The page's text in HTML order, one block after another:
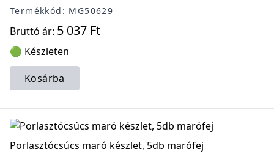
Termékkód: MG50629
Bruttó ár: 5 037 Ft
🟢 Készleten
Kosárba
Porlasztócsúcs maró készlet, 5db marófej